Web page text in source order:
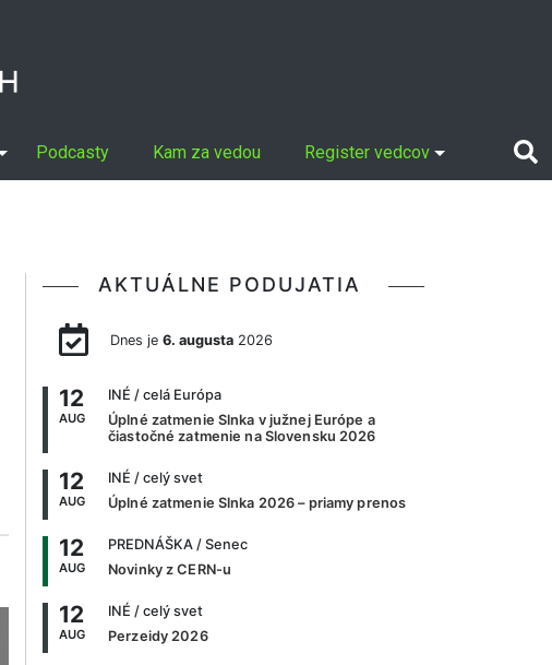
Podcasty Kam za vedou Register vedcov
AKTUÁLNE PODUJATIA
Dnes je 6. augusta2026
12
AUG
INÉ / celá Európa
Úplné zatmenie Slnka v južnej Európe a
čiastočné zatmenie na Slovensku 2026
12
AUG
INÉ / celý svet
Úplné zatmenie Slnka 2026 – priamy prenos
12
AUG
PREDNÁŠKA / Senec
Novinky z CERN-u
12
AUG
INÉ / celý svet
Perzeidy 2026